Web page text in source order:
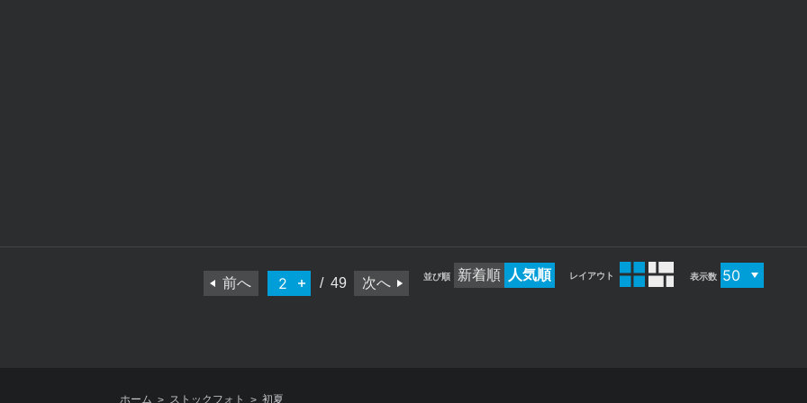
前へ 49 次へ 並び順 新着順 人気順 レイアウト 表示数
ホーム > ストックフォト > 初夏